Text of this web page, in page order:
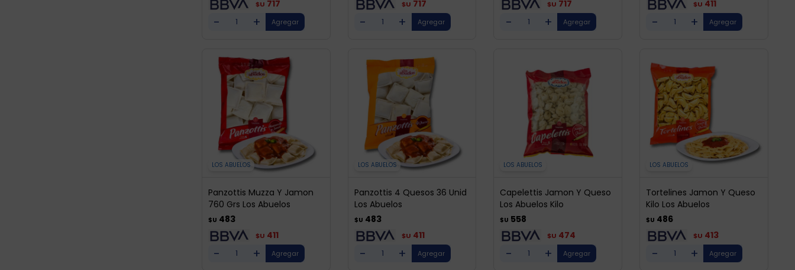
$U 717
- +
$U 717
- +
$U 717
- +
$U 411
- +
LOS ABUELOS
Panzottis Muzza Y Jamon
760 Grs Los Abuelos
$U 483
$U 411
- +
LOS ABUELOS
Panzottis 4 Quesos 36 Unid
Los Abuelos
$U 483
$U 411
- +
LOS ABUELOS
Capelettis Jamon Y Queso
Los Abuelos Kilo
$U 558
$U 474
- +
LOS ABUELOS
Tortelines Jamon Y Queso
Kilo Los Abuelos
$U 486
$U 413
- +